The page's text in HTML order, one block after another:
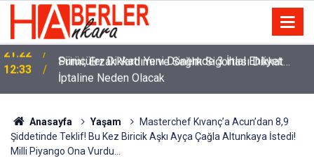
12:33
Sürücüler Dikkat! Yeni Dönemde 3 İhlal Ehliyet
İptaline Neden Olacak
Anasayfa Yaşam
Masterchef Kıvanç’a Acun’dan 8,9
Şiddetinde Teklif! Bu Kez Biricik Aşkı Ayça Çağla Altunkaya İstedi!
Milli Piyango Ona Vurdu…